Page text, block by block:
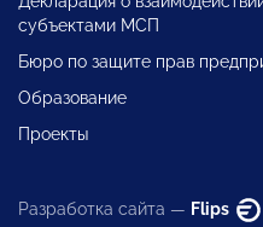
субъектами МСП
Бюро по защите прав
Образование
Проекты
Разработка сайта — Flips